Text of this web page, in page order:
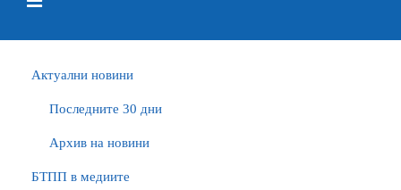
Актуални новини
Последните 30 дни
Архив на новини
БTПП в медиите